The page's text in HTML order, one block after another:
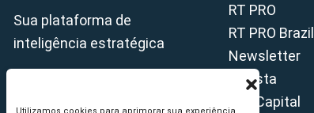
Sua plataforma de
inteligência estratégica
RT PRO
RT PRO Brazil
Newsletter
Revista
Tax Capital